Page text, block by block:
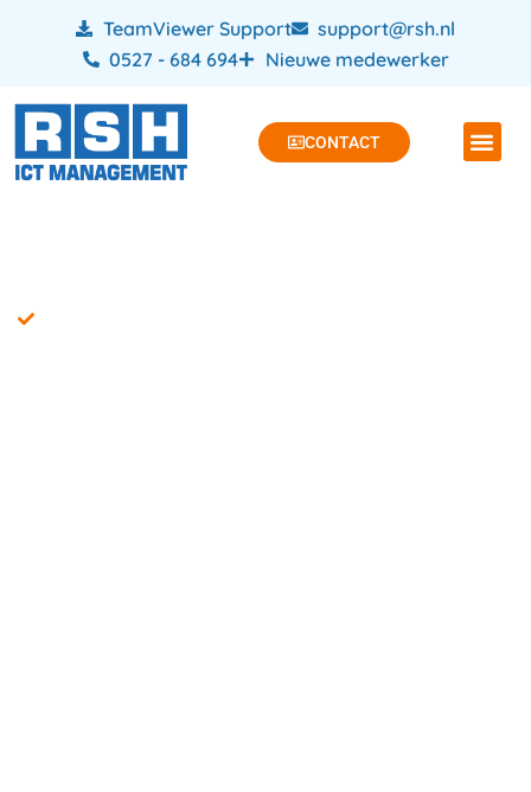
TeamViewer Support
support@rsh.nl
0527 - 684 694
Nieuwe medewerker
CONTACT